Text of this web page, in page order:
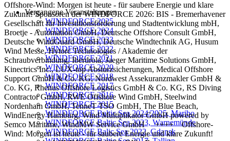
Vergangene Veranstaltungen
WINDFORCE 2025
WINDFORCE 2024
WINDFORCE 2023
WINDFORCE 2022
WINDFORCE 2021
WINDFORCE 2020
WINDFORCE 2018
WINDFORCE 2017
WINDFORCE 2016
WINDFORCE 2015
WINDFORCE Baltic Sea 2024/2025, Maribo
WINDFORCE Baltic Sea 2023, Warnemünde
WINDFORCE Balic Sea 2022, Gdansk
Offshore-Wind: Morgen ist heute - für saubere Energie und klare
Zukunft! Sponsoren der WINDFORCE 2026: BIS - Bremerhavener
Gesellschaft für Investitionsförderung und Stadtentwicklung mbH,
Broetje - Automation GmbH, Deutsche Offshore Consult GmbH,
Deutsche WindGuard GmbH, Deutsche Windtechnik AG, Husum
Wind Messe, Hytorc Technologies / Akademie der
Schraubverbindung, Iberdrola, Jaeger Maritime Solutions GmbH,
Kinectrics Inc., LUX-top Absturzsicherungen, Medical Offshore
Support GmbH & Co. KG, Nordwest Assekuranzmakler GmbH &
Co. KG, Rhenus Offshore Logistics GmbH & Co. KG, RS Diving
Contractor GmbH, RWE Offshore Wind GmbH, Steelwind
Nordenham GmbH, TenneT TSO GmbH, The Blue Beach,
WindEnergy Hamburg, Wind Multiplikator GmbH powered by
Semco Maritime, WindMW Service GmbH ++++ Offshore-
Wind: Morgen ist heute - für saubere Energie und klare Zukunft!